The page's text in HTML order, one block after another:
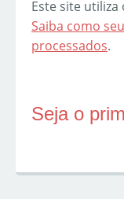
Este site
Saiba como
processados.
Seja o